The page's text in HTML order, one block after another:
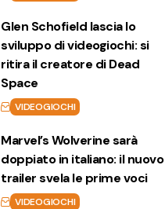
Glen Schofield lascia lo
sviluppo di videogiochi: si
ritira il creatore di Dead
Space
VIDEOGIOCHI
Marvel’s Wolverine sarà
doppiato in italiano: il nuovo
trailer svela le prime voci
VIDEOGIOCHI